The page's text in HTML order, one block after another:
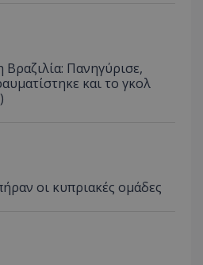
Πανηγύρισε,
και το γκολ
οι κυπριακές ομάδες